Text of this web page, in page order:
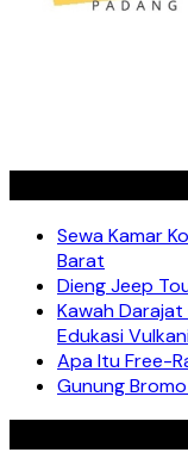
Sewa Kamar
Barat
Dieng Jeep
Kawah
Edukasi
Apa Itu Free-
Gunung